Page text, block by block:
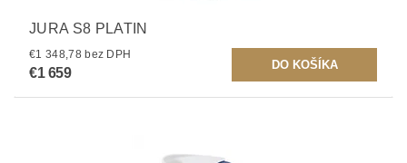
JURA S8 PLATIN
€1 348,78 bez DPH
€1 659